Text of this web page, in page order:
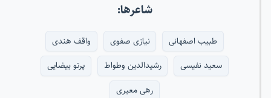
شاعرها:
طبیب اصفهانی نیازی صفوی
واقف هندی
سعید نفیسی
رشیدالدین وطواط
پرتو بیضایی
رهی معیری